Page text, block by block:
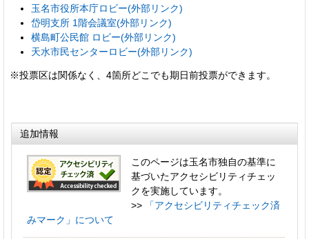
玉名市役所本庁ロビー(外部リンク)
岱明支所 1階会議室(外部リンク)
横島町公民館 ロビー(外部リンク)
天水市民センターロビー(外部リンク)
※投票区は関係なく、4箇所どこでも期日前投票ができます。
追加情報
このページは玉名市独自の基準に
基づいたアクセシビリティチェッ
クを実施しています。
>>
「アクセシビリティチェック済
みマーク」について